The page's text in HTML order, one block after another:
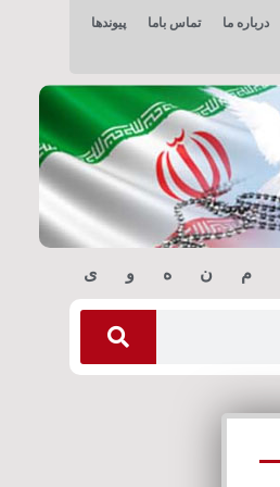
درباره ما تماس باما پیوندها
م ن ه و ی